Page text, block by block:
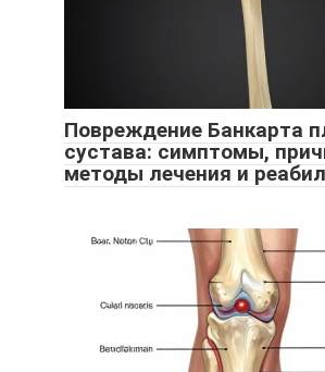
Повреждение Банкарта
сустава: симптомы,
методы лечения и